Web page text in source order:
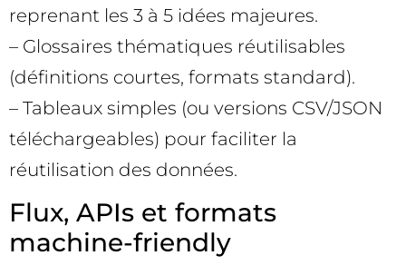
reprenant les 3 à 5 idées majeures.
– Glossaires thématiques réutilisables
(définitions courtes, formats standard).
– Tableaux simples (ou versions CSV/JSON
téléchargeables) pour faciliter la
réutilisation des données.
Flux, APIs et formats
machine-friendly